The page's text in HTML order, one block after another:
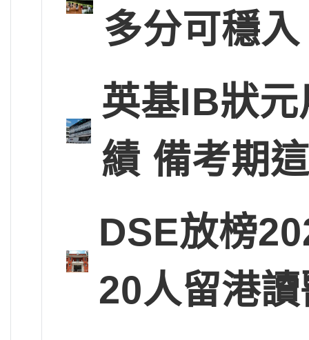
多分可穩
英基IB狀
績 備考期
DSE放榜
20人留港